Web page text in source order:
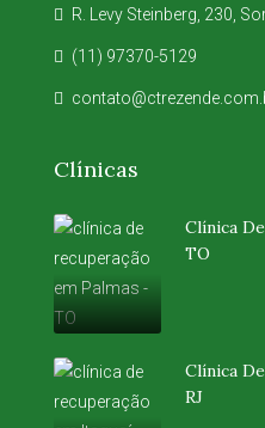
R. Levy Steinberg, 230,
(11) 97370-5129
Clínicas
Clínica
TO
Clínica
RJ